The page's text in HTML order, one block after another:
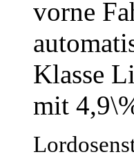
vorne
Klasse
mit